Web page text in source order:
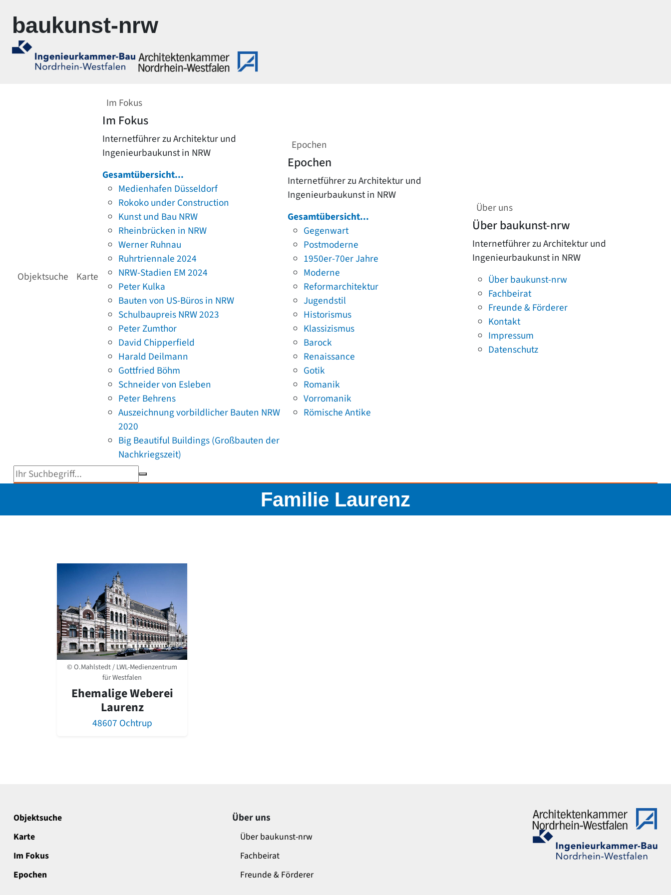
baukunst-nrw
Objektsuche Karte
Im Fokus
Im Fokus
Internetführer zu Architektur und
Ingenieurbaukunst in NRW
Gesamtübersicht...
Medienhafen Düsseldorf
Rokoko under Construction
Kunst und Bau NRW
Rheinbrücken in NRW
Werner Ruhnau
Ruhrtriennale 2024
NRW-Stadien EM 2024
Peter Kulka
Bauten von US-Büros in NRW
Schulbaupreis NRW 2023
Peter Zumthor
David Chipperfield
Harald Deilmann
Gottfried Böhm
Schneider von Esleben
Peter Behrens
Auszeichnung vorbildlicher Bauten NRW
2020
Big Beautiful Buildings (Großbauten der
Nachkriegszeit)
Epochen
Epochen
Internetführer zu Architektur und
Ingenieurbaukunst in NRW
Gesamtübersicht...
Gegenwart
Postmoderne
1950er-70er Jahre
Moderne
Reformarchitektur
Jugendstil
Historismus
Klassizismus
Barock
Renaissance
Gotik
Romanik
Vorromanik
Römische Antike
Über uns
Über baukunst-nrw
Internetführer zu Architektur und
Ingenieurbaukunst in NRW
Über baukunst-nrw
Fachbeirat
Freunde & Förderer
Kontakt
Impressum
Datenschutz
Suchbegriff eingeben
Familie Laurenz
© O.Mahlstedt / LWL-Medienzentrum
für Westfalen
Ehemalige Weberei
Laurenz
48607 Ochtrup
Objektsuche
Karte
Im Fokus
Epochen
Über uns
Über baukunst-nrw
Fachbeirat
Freunde & Förderer